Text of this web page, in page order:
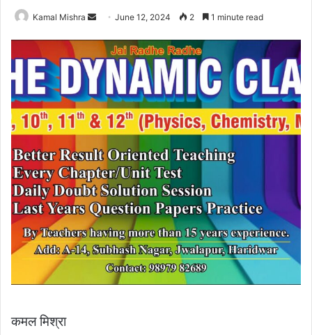
Kamal Mishra
Send
email
June 12, 2024 2 1 minute read
कमल मिश्रा